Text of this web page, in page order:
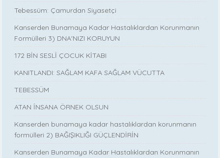
Tebessüm: Çamurdan Siyasetçi
Kanserden Bunamaya Kadar Hastalıklardan Korunmanın
Formülleri 3) DNA'NIZI KORUYUN
172 BİN SESLİ ÇOCUK KİTABI
KANITLANDI: SAĞLAM KAFA SAĞLAM VÜCUTTA
TEBESSÜM
ATAN İNSANA ÖRNEK OLSUN
Kanserden bunamaya kadar hastalıklardan korunmanın
formülleri 2) BAĞIŞIKLIĞI GÜÇLENDİRİN
Kanserden Bunamaya Kadar Hastalıklardan Korunmanın